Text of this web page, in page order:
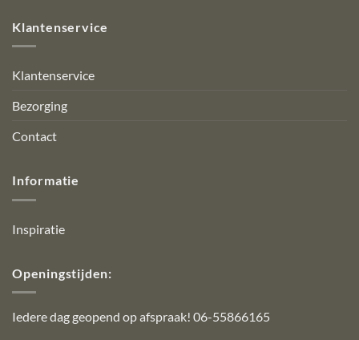
Klantenservice
Klantenservice
Bezorging
Contact
Informatie
Inspiratie
Openingstijden:
Iedere dag geopend op afspraak! 06-55866165